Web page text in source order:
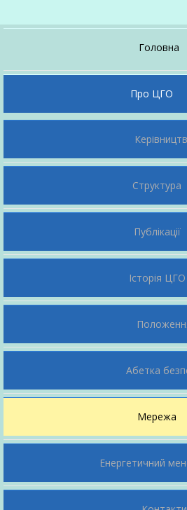
Головна
Про ЦГО
Структура
Публікації
Історія ЦГО
Абетка
Мережа
Енергетичний